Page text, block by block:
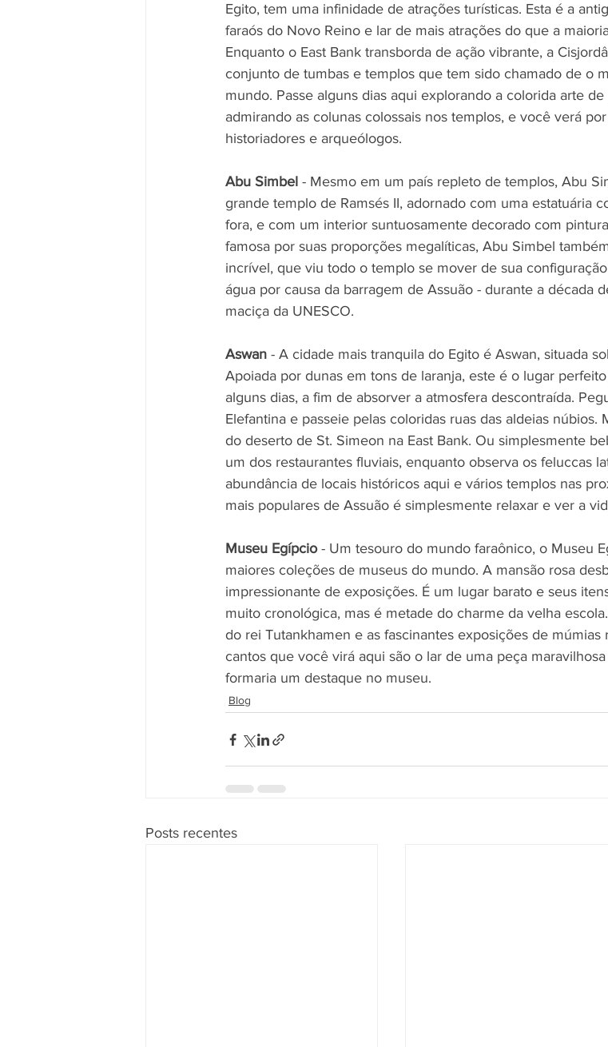
Egito, tem uma infinidade de atrações turísticas. Esta é a
faraós do Novo Reino e lar de mais atrações do que a
Enquanto o East Bank transborda de ação vibrante, a
conjunto de tumbas e templos que tem sido chamado de o
mundo. Passe alguns dias aqui explorando a colorida arte
admirando as colunas colossais nos templos, e você verá
historiadores e arqueólogos.
Abu Simbel - Mesmo em um país repleto de templos, Abu
grande templo de Ramsés II, adornado com uma estatuária
fora, e com um interior suntuosamente decorado com
famosa por suas proporções megalíticas, Abu Simbel
incrível, que viu todo o templo se mover de sua
água por causa da barragem de Assuão - durante a década
maciça da UNESCO.
Aswan - A cidade mais tranquila do Egito é Aswan, situada
Apoiada por dunas em tons de laranja, este é o lugar
alguns dias, a fim de absorver a atmosfera descontraída.
Elefantina e passeie pelas coloridas ruas das aldeias
do deserto de St. Simeon na East Bank. Ou simplesmente
um dos restaurantes fluviais, enquanto observa os feluccas
abundância de locais históricos aqui e vários templos nas
mais populares de Assuão é simplesmente relaxar e ver a
Museu Egípcio - Um tesouro do mundo faraônico, o Museu
maiores coleções de museus do mundo. A mansão rosa
impressionante de exposições. É um lugar barato e seus
muito cronológica, mas é metade do charme da velha
do rei Tutankhamen e as fascinantes exposições de múmias
cantos que você virá aqui são o lar de uma peça
formaria um destaque no museu.
Blog
Posts recentes